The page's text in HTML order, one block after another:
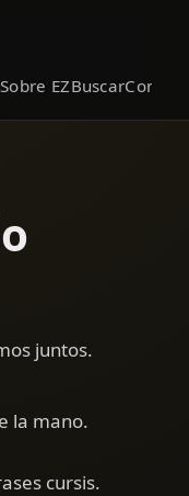
Sobre EZBuscar
juntos.
la mano.
cursis.